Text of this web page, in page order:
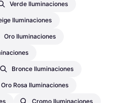
Verde Iluminaciones
Iluminaciones
Oro Iluminaciones
Bronce Iluminaciones
Oro Rosa Iluminaciones
Cromo Iluminaciones